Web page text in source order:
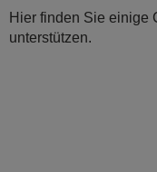
Hier finden Sie einige
unterstützen.